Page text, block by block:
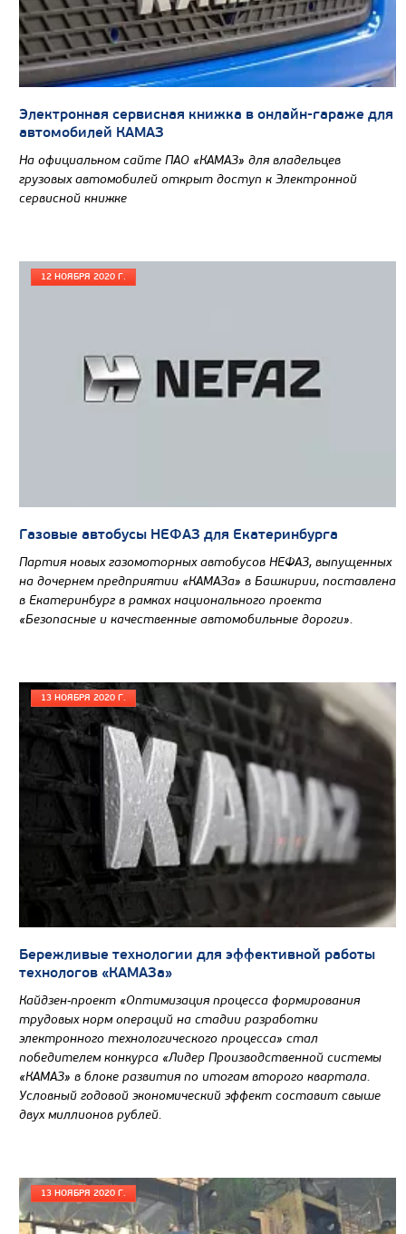
СЕДЕЛЬНЫЙ ТЯГАЧ КАМАЗ 65209
Нагрузка на ССУ, кг
Экологический класс
Колесная формула
Электронная сервисная книжка в онлайн-гараже для
автомобилей КАМАЗ
На официальном сайте ПАО «КАМАЗ» для владельцев
грузовых автомобилей открыт доступ к Электронной
сервисной книжке
12 НОЯБРЯ 2020 Г.
Газовые автобусы НЕФАЗ для Екатеринбурга
Партия новых газомоторных автобусов НЕФАЗ, выпущенных
на дочернем предприятии «КАМАЗа» в Башкирии, поставлена
в Екатеринбург в рамках национального проекта
«Безопасные и качественные автомобильные дороги».
13 НОЯБРЯ 2020 Г.
Бережливые технологии для эффективной работы
технологов «КАМАЗа»
Кайдзен-проект «Оптимизация процесса формирования
трудовых норм операций на стадии разработки
электронного технологического процесса» стал
победителем конкурса «Лидер Производственной системы
«КАМАЗ» в блоке развития по итогам второго квартала.
Условный годовой экономический эффект составит свыше
двух миллионов рублей.
13 НОЯБРЯ 2020 Г.